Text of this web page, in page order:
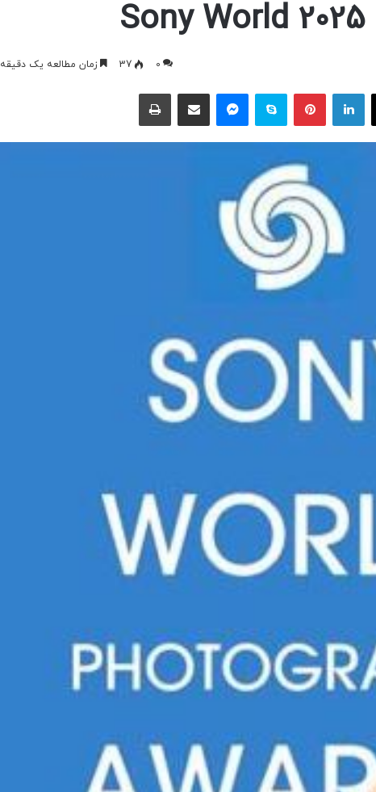
0
37 زمان مطالعه یک دقیقه
ایکس لینکداین پینتریست اسکایپ